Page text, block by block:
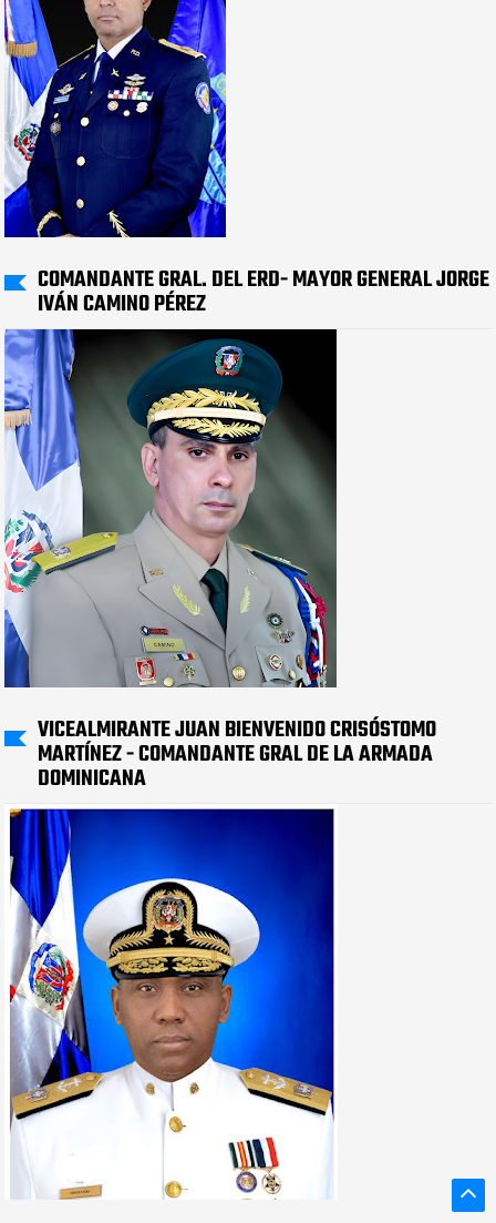
COMANDANTE GRAL. DEL ERD- MAYOR GENERAL JORGE
IVÁN CAMINO PÉREZ
VICEALMIRANTE JUAN BIENVENIDO CRISÓSTOMO
MARTÍNEZ - COMANDANTE GRAL DE LA ARMADA
DOMINICANA